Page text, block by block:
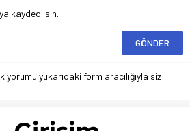
kaydedilsin.
yorumu yukarıdaki form aracılığıyla siz